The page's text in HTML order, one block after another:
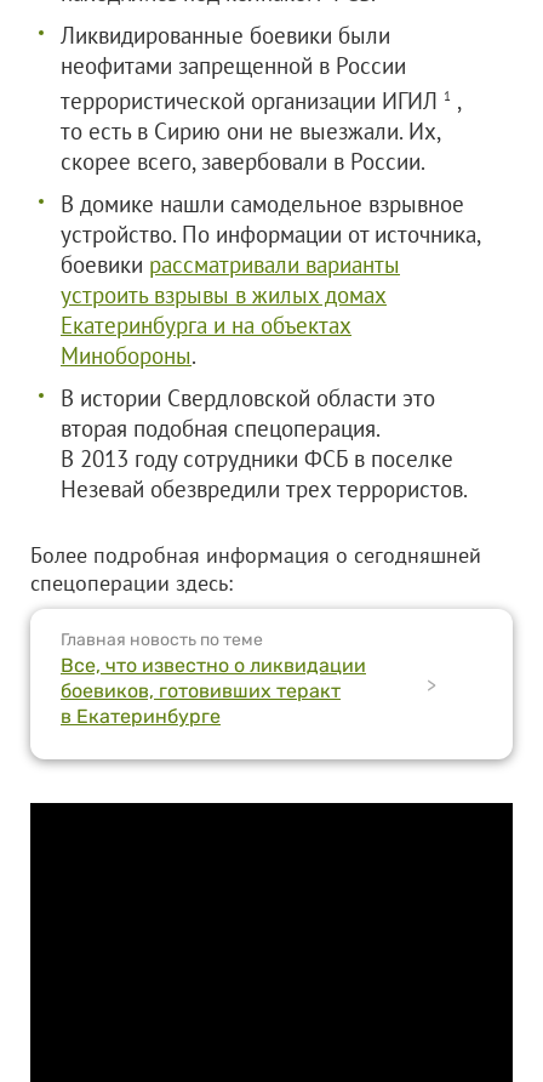
Ликвидированные боевики были
неофитами запрещенной в России
террористической организации ИГИЛ 1 ,
то есть в Сирию они не выезжали. Их,
скорее всего, завербовали в России.
В домике нашли самодельное взрывное
устройство. По информации от источника,
боевики рассматривали варианты
устроить взрывы в жилых домах
Екатеринбурга и на объектах
Минобороны.
В истории Свердловской области это
вторая подобная спецоперация.
В 2013 году сотрудники ФСБ в поселке
Незевай обезвредили трех террористов.
Более подробная информация о сегодняшней
спецоперации здесь:
Главная новость по теме
Все, что известно о ликвидации
боевиков, готовивших теракт
в Екатеринбурге
>